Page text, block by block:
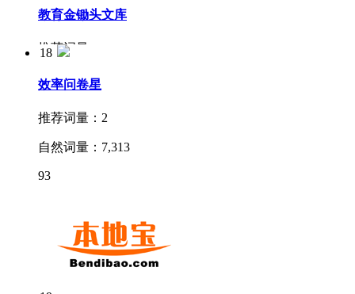
教育金锄头文库
推荐词量：
自然词量：
18
效率问卷星
推荐词量： 2
自然词量： 7,313
93